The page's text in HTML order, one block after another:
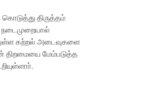
திருத்தம்
நடைமுறையால்
கற்றல் அடைவுகளை
திறமையை மேம்படுத்த